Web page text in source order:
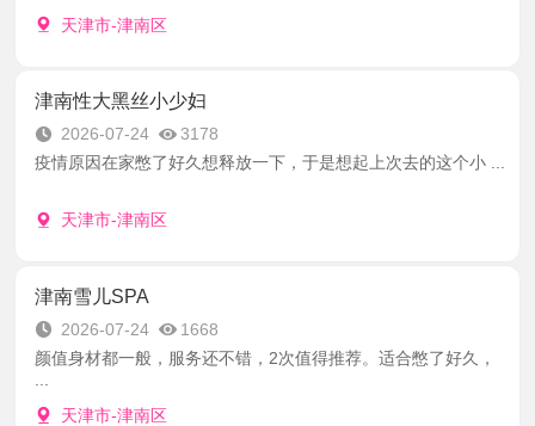
天津市-津南区
津南性大黑丝小少妇
2026-07-24
3178
疫情原因在家憋了好久想释放一下，于是想起上次去的这个小 ...
天津市-津南区
津南雪儿SPA
2026-07-24
1668
颜值身材都一般，服务还不错，2次值得推荐。适合憋了好久，
天津市-津南区